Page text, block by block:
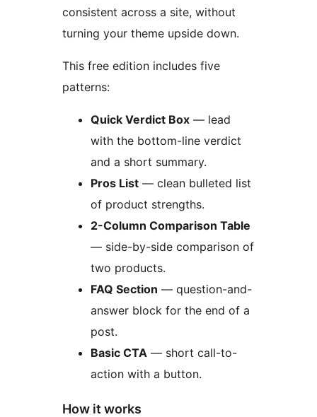
consistent across a site, without
turning your theme upside down.
This free edition includes five
patterns:
Quick Verdict Box — lead
with the bottom-line verdict
and a short summary.
Pros List — clean bulleted list
of product strengths.
2-Column Comparison Table
— side-by-side comparison of
two products.
FAQ Section — question-and-
answer block for the end of a
post.
Basic CTA — short call-to-
action with a button.
How it works